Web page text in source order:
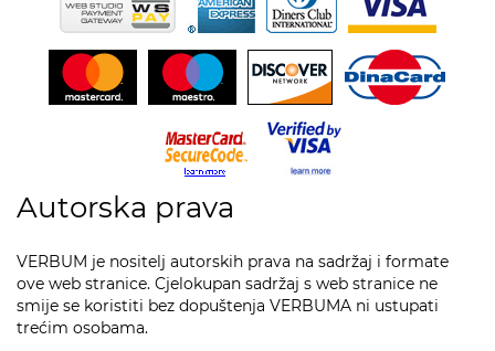
Autorska prava
VERBUM je nositelj autorskih prava na sadržaj i formate
ove web stranice. Cjelokupan sadržaj s web stranice ne
smije se koristiti bez dopuštenja VERBUMA ni ustupati
trećim osobama.